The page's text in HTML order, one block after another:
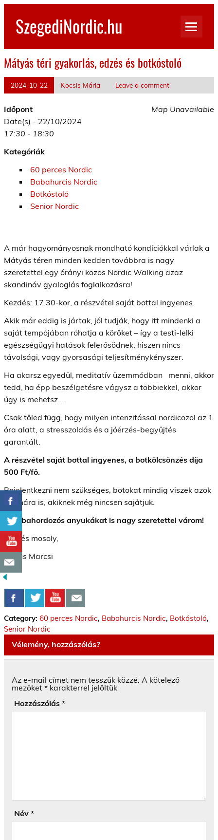
Skip
contentSzegediNordic.hu
Mátyás téri gyakorlás, edzés és botkóstoló
2024-10-22 Kocsis Mária Leave a comment
Map Unavailable
Időpont
Date(s) - 22/10/2024
17:30 - 18:30
Kategóriák
60 perces Nordic
Babahurcis Nordic
Botkóstoló
Senior Nordic
A már hagyományosnak mondható kondíciókkal várlak a
Mátyás téren minden kedden továbbra is nagy
szeretettel egy órányi közös Nordic Walking azaz
skandináv gyaloglás foglalkozásra!
Kezdés: 17.30-kor, a részvétel saját bottal ingyenes.
Akik már eddig is jártak, jól tudják, hogy itt mindenki a
saját tempójában róhatja a köröket – így a testi-lelki
egészségügyi hatások felerősödnek, hiszen nincs
távolsági, vagy gyorsasági teljesítménykényszer.
Ha akarsz egyedül, meditatív üzemmódban menni, akkor
tedd, ha épp beszélgetésre vágysz a többiekkel, akkor
úgy is mehetsz….
Csak tőled függ, hogy milyen intenzitással nordicozol az 1
óra alatt, a stresszoldás és a jóérzés-begyűjtés
garantált.
A részvétel saját bottal ingyenes, a botkölcsönzés díja
500 Ft/fő.
Bejelentkezni nem szükséges, botokat mindig viszek azok
számára is, akiknek még nincsen sajátjuk.
A babahordozós anyukákat is nagy szeretettel várom!
Üdv és mosoly,
Kocsis Marcsi
Category: 60 perces Nordic, Babahurcis Nordic, Botkóstoló,
Senior Nordic
Vélemény, hozzászólás?
Az e-mail címet nem tesszük közzé. A kötelező
mezőket * karakterrel jelöltük
Hozzászólás *
Név *